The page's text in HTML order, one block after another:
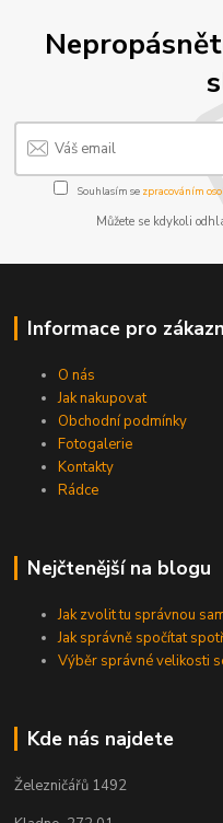
Souhlasím se zpracováním
Můžete se kdykoli
Informace pro
O nás
Jak nakupovat
Obchodní podmínky
Fotogalerie
Kontakty
Rádce
Nejčtenější na blogu
Jak zvolit tu správnou
Jak správně spočítat
Výběr správné velikosti
Kde nás najdete
Železničářů 1492